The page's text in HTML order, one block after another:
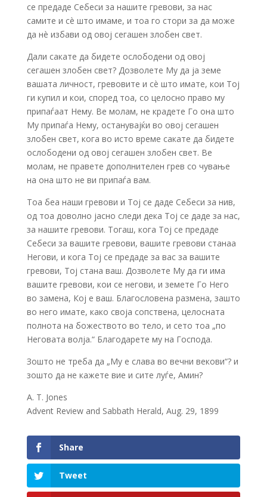
се предаде Себеси за нашите гревови, за нас
самите и сè што имаме, и тоа го стори за да може
да нè избави од овој сегашен злобен свет.
Дали сакате да бидете ослободени од овој
сегашен злобен свет? Дозволете Му да ја земе
вашата личност, гревовите и сè што имате, кои Тој
ги купил и кои, според тоа, со целосно право му
припаѓаат Нему. Ве молам, не крадете Го она што
Му припаѓа Нему, останувајќи во овој сегашен
злобен свет, кога во исто време сакате да бидете
ослободени од овој сегашен злобен свет. Ве
молам, не правете дополнителен грев со чување
на она што не ви припаѓа вам.
Тоа беа наши гревови и Тој се даде Себеси за нив,
од тоа доволно јасно следи дека Тој се даде за нас,
за нашите гревови. Тогаш, кога Тој се предаде
Себеси за вашите гревови, вашите гревови станаа
Негови, и кога Тој се предаде за вас за вашите
гревови, Тој стана ваш. Дозволете Му да ги има
вашите гревови, кои се негови, и земете Го Него
во замена, Кој е ваш. Благословена размена, зашто
во него имате, како своја сопствена, целосната
полнота на божеството во тело, и сето тоа „по
Неговата волја.“ Благодарете му на Господа.
Зошто не треба да „Му е слава во вечни векови“? и
зошто да не кажете вие и сите луѓе, Амин?
A. T. Jones
Advent Review and Sabbath Herald, Aug. 29, 1899
Share
Tweet